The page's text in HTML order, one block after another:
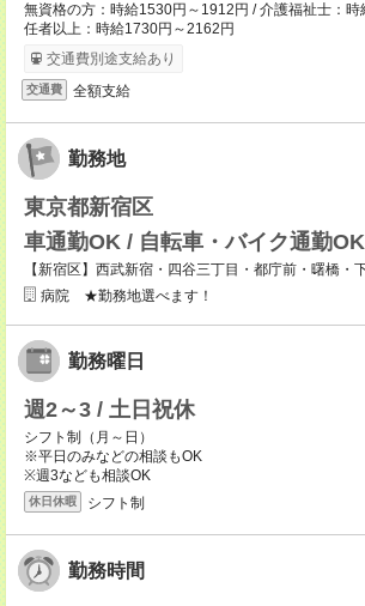
無資格の方：時給1530円～1912円 / 介護福祉士：
任者以上：時給1730円～2162円
交通費別途支給あり
交通費 全額支給
勤務地
東京都新宿区
車通勤OK / 自転車・バイク通勤OK
【新宿区】西武新宿・四谷三丁目・都庁前・曙橋・
病院 ★勤務地選べます！
勤務曜日
週2～3 / 土日祝休
シフト制（月～日）
※平日のみなどの相談もOK
※週3なども相談OK
休日休暇 シフト制
勤務時間